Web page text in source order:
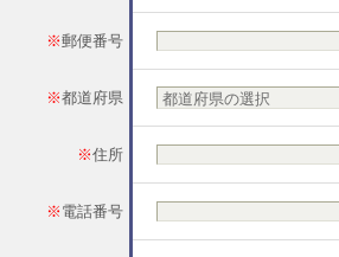
※郵便番号
※都道府県
※住所
※ 電話番号